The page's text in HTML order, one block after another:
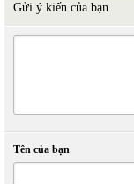
Gửi ý kiến của bạn
Tên của bạn